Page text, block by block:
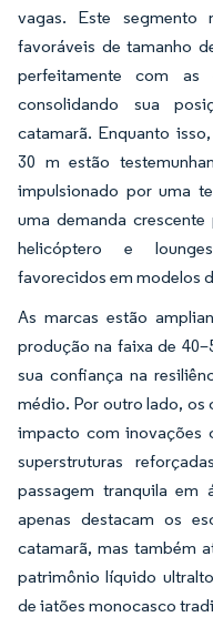
vagas. Este segmento
favoráveis de tamanho
perfeitamente com as
consolidando sua
catamarã. Enquanto
30 m estão
impulsionado por uma
uma demanda
helicóptero e
favorecidos em modelos
As marcas estão
produção na faixa de
sua confiança na
médio. Por outro lado, os
impacto com inovações
superstruturas
passagem tranquila em
apenas destacam os
catamarã, mas também
patrimônio líquido
de iatões monocasco